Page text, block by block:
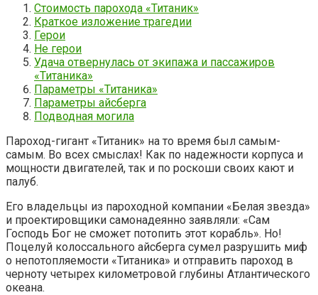
Стоимость парохода «Титаник»
Краткое изложение трагедии
Герои
Не герои
Удача отвернулась от экипажа и пассажиров
«Титаника»
Параметры «Титаника»
Параметры айсберга
Подводная могила
Пароход-гигант «Титаник» на то время был самым-
самым. Во всех смыслах! Как по надежности корпуса и
мощности двигателей, так и по роскоши своих кают и
палуб.
Его владельцы из пароходной компании «Белая звезда»
и проектировщики самонадеянно заявляли: «Сам
Господь Бог не сможет потопить этот корабль». Но!
Поцелуй колоссального айсберга сумел разрушить миф
о непотопляемости «Титаника» и отправить пароход в
черноту четырех километровой глубины Атлантического
океана.